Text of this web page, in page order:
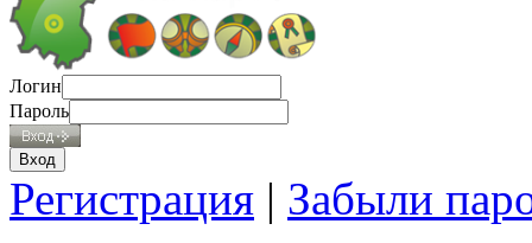
Логин
Пароль
Регистрация | Забыли